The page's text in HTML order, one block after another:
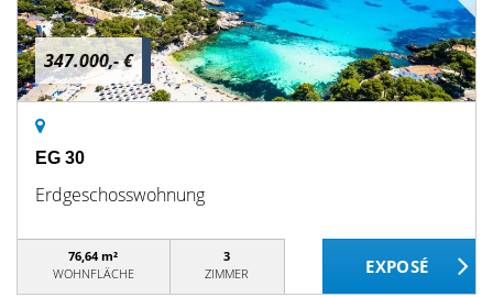
347.000,- €
EG 30
Erdgeschosswohnung
76,64 m²
WOHNFLÄCHE
3
ZIMMER